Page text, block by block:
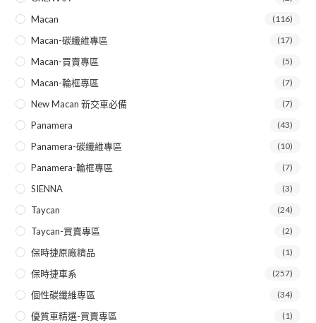
Macan (116)
Macan-碳纖維專區 (17)
Macan-買賣專區 (5)
Macan-輪框專區 (7)
New Macan 新交車必備 (7)
Panamera (43)
Panamera-碳纖維專區 (10)
Panamera-輪框專區 (7)
SIENNA (3)
Taycan (24)
Taycan-買賣專區 (2)
保時捷原廠精品 (1)
保時捷車系 (257)
個性碳纖維專區 (34)
優質車精選-買賣專區 (1)